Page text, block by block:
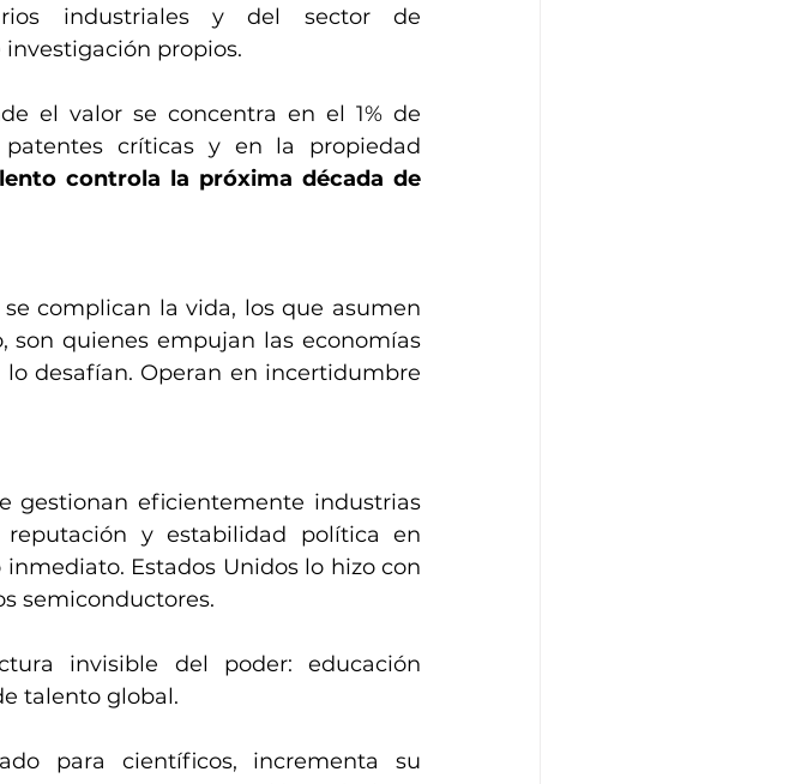
industriales y del sector de
propios.
el valor se concentra en el 1% de
críticas y en la propiedad
controla la próxima década de
complican la vida, los que asumen
son quienes empujan las economías
desafían. Operan en incertidumbre
gestionan eficientemente industrias
y estabilidad política en
Estados Unidos lo hizo con
semiconductores.
invisible del poder: educación
talento global.
para científicos, incrementa su